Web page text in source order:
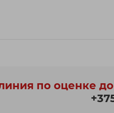
по оценке